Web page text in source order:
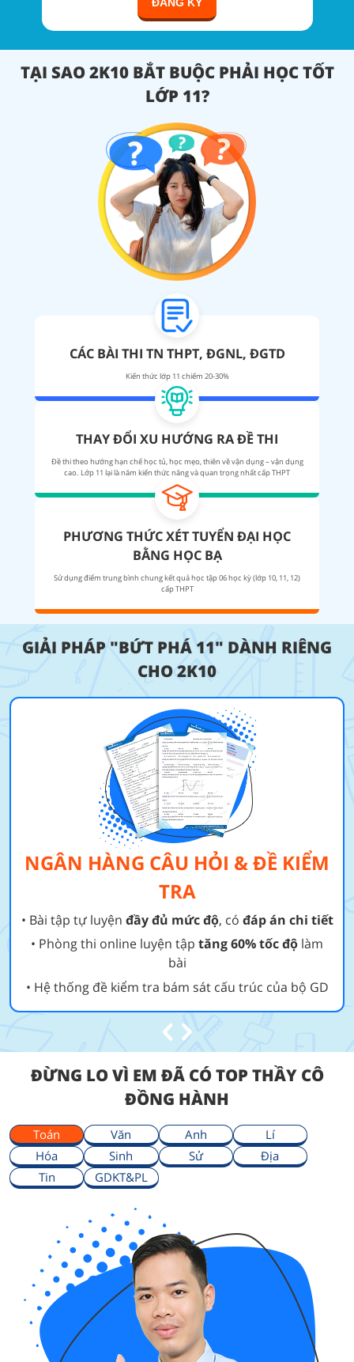
TẠI SAO 2K10 BẮT BUỘC PHẢI HỌC TỐT
LỚP 11?
CÁC BÀI THI TN THPT, ĐGNL, ĐGTD
Kiến thức lớp 11 chiếm 20-30%
THAY ĐỔI XU HƯỚNG RA ĐỀ THI
Đề thi theo hướng hạn chế học tủ, học mẹo, thiên về vận dụng – vận dụng
cao. Lớp 11 lại là năm kiến thức nặng và quan trọng nhất cấp THPT
PHƯƠNG THỨC XÉT TUYỂN ĐẠI HỌC
BẰNG HỌC BẠ
Sử dụng điểm trung bình chung kết quả học tập 06 học kỳ (lớp 10, 11, 12)
cấp THPT
GIẢI PHÁP "BỨT PHÁ 11" DÀNH RIÊNG
CHO 2K10
NGÂN HÀNG CÂU HỎI & ĐỀ KIỂM
TRA
• Bài tập tự luyện đầy đủ mức độ, có đáp án chi tiết
• Phòng thi online luyện tập tăng 60% tốc độ làm
bài
• Hệ thống đề kiểm tra bám sát cấu trúc của bộ GD
ĐỪNG LO VÌ EM ĐÃ CÓ TOP THẦY CÔ
ĐỒNG HÀNH
Toán Văn Anh
Lí
Hóa
Sinh Sử
Địa
Tin
GDKT&PL